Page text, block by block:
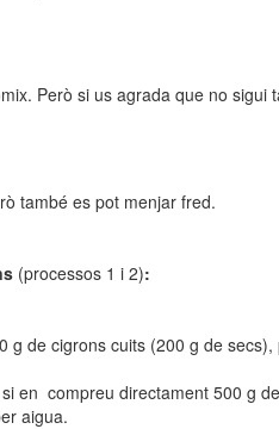
Però si us agrada que no
també es pot menjar fred.
(processos 1 i 2):
g de cigrons cuits (200 g de
en compreu directament 500 g
aigua.